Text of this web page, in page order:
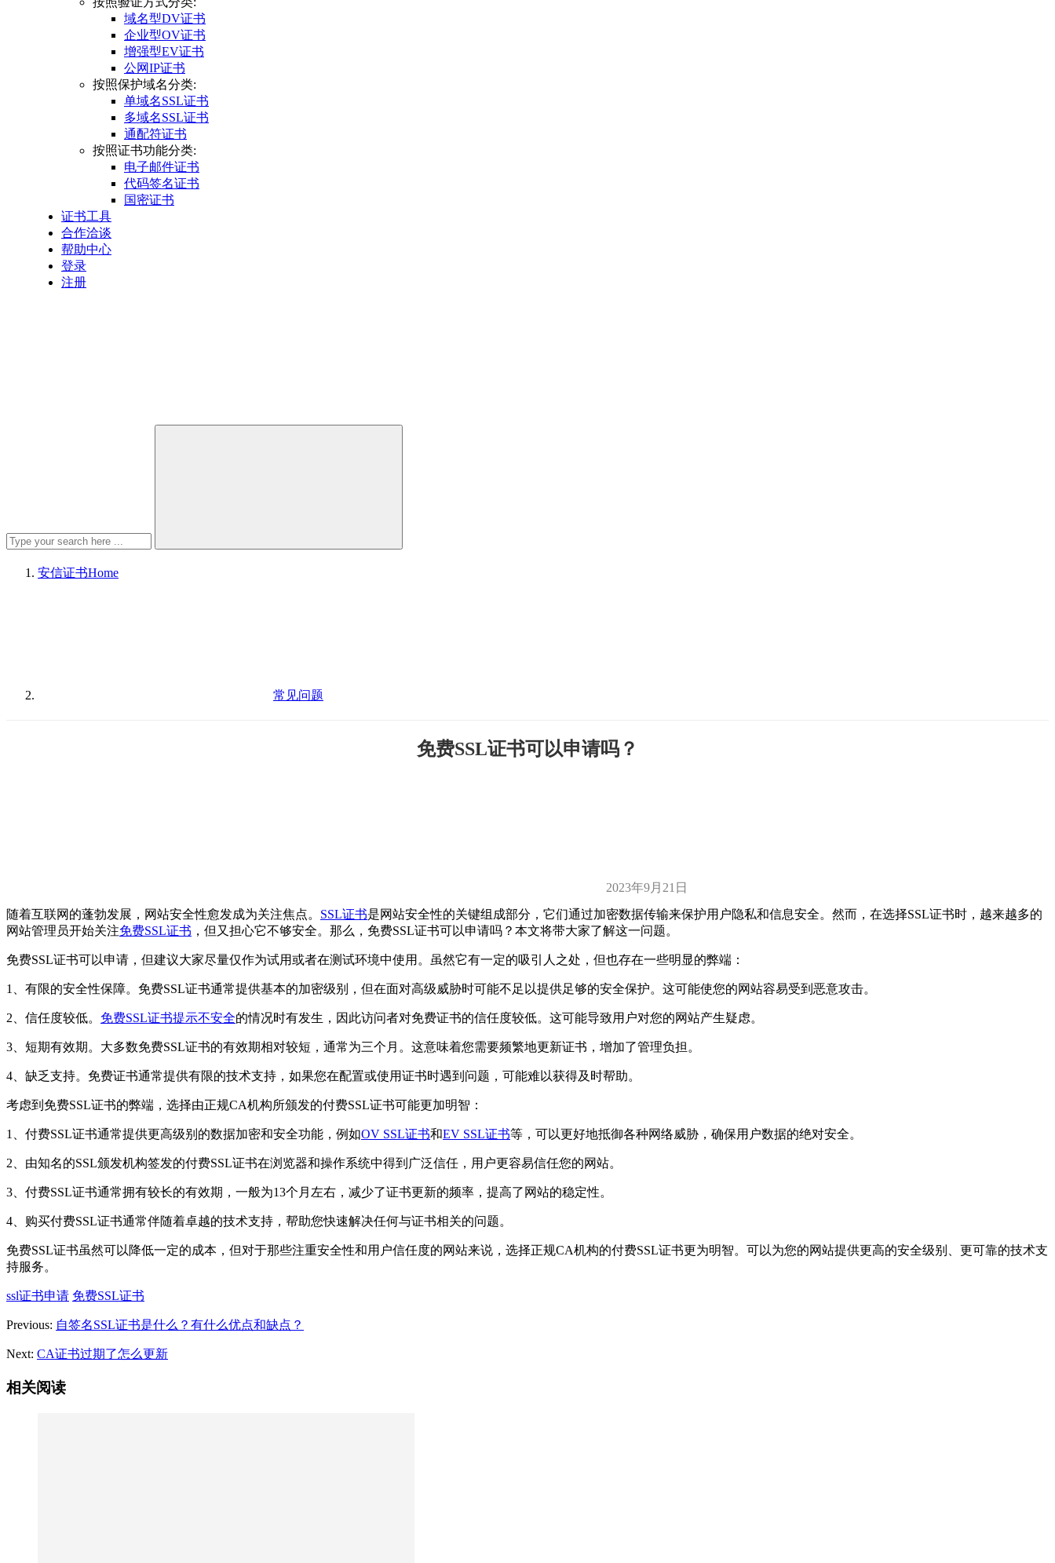
域名型DV证书
企业型OV证书
增强型EV证书
公网IP证书
按照保护域名分类:
单域名SSL证书
多域名SSL证书
通配符证书
按照证书功能分类:
电子邮件证书
代码签名证书
国密证书
证书工具
合作洽谈
帮助中心
登录
注册
安信证书Home
常见问题
免费SSL证书可以申请吗？
2023年9月21日
随着互联网的蓬勃发展，网站安全性愈发成为关注焦点。 SSL证书是网站安全性的关键组成部分，它们通过加密数据传输来保护用户隐私和信息安全。然而，在选择SSL证书时，越来越多的
网站管理员开始关注免费SSL证书 ，但又担心它不够安全。那么，免费SSL证书可以申请吗？本文将带大家了解这一问题。
免费SSL证书可以申请，但建议大家尽量仅作为试用或者在测试环境中使用。虽然它有一定的吸引人之处，但也存在一些明显的弊端：
1、有限的安全性保障。免费SSL证书通常提供基本的加密级别，但在面对高级威胁时可能不足以提供足够的安全保护。这可能使您的网站容易受到恶意攻击。
2、信任度较低。 免费SSL证书提示不安全的情况时有发生，因此访问者对免费证书的信任度较低。这可能导致用户对您的网站产生疑虑。
3、短期有效期。大多数免费SSL证书的有效期相对较短，通常为三个月。这意味着您需要频繁地更新证书，增加了管理负担。
4、缺乏支持。免费证书通常提供有限的技术支持，如果您在配置或使用证书时遇到问题，可能难以获得及时帮助。
考虑到免费SSL证书的弊端，选择由正规CA机构所颁发的付费SSL证书可能更加明智：
1、付费SSL证书通常提供更高级别的数据加密和安全功能，例如OV SSL证书和EV SSL证书等，可以更好地抵御各种网络威胁，确保用户数据的绝对安全。
2、由知名的SSL颁发机构签发的付费SSL证书在浏览器和操作系统中得到广泛信任，用户更容易信任您的网站。
3、付费SSL证书通常拥有较长的有效期，一般为13个月左右，减少了证书更新的频率，提高了网站的稳定性。
4、购买付费SSL证书通常伴随着卓越的技术支持，帮助您快速解决任何与证书相关的问题。
免费SSL证书虽然可以降低一定的成本，但对于那些注重安全性和用户信任度的网站来说，选择正规CA机构的付费SSL证书更为明智。可以为您的网站提供更高的安全级别、更可靠的技术支
持服务。
ssl证书申请 免费SSL证书
Previous: 自签名SSL证书是什么？有什么优点和缺点？
Next: CA证书过期了怎么更新
相关阅读